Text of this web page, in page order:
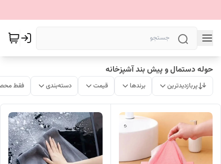
حوله دستمال و پیش بند آشپزخانه
پربازدیدترین برندها قیمت دسته‌بندی فقط